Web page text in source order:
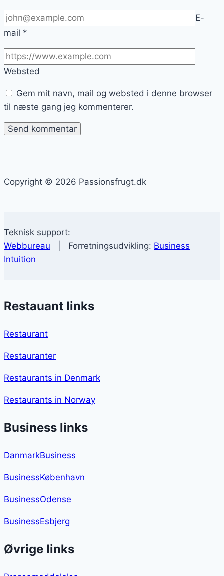
E-
mail *
Websted
Gem mit navn, mail og websted i denne browser
til næste gang jeg kommenterer.
Copyright © 2026 Passionsfrugt.dk
Teknisk support:
Webbureau | Forretningsudvikling: Business
Intuition
Restauant links
Restaurant
Restauranter
Restaurants in Denmark
Restaurants in Norway
Business links
DanmarkBusiness
BusinessKøbenhavn
BusinessOdense
BusinessEsbjerg
Øvrige links